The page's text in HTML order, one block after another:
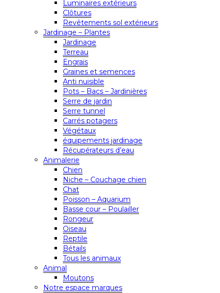
Luminaires extérieurs
Clôtures
Revêtements sol extérieurs
Jardinage – Plantes
Jardinage
Terreau
Engrais
Graines et semences
Anti nuisible
Pots – Bacs – Jardinières
Serre de jardin
Serre tunnel
Carrés potagers
Végétaux
équipements jardinage
Récupérateurs d’eau
Animalerie
Chien
Niche – Couchage chien
Chat
Poisson – Aquarium
Basse cour – Poulailler
Rongeur
Oiseau
Reptile
Bétails
Tous les animaux
Animal
Moutons
Notre espace marques